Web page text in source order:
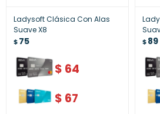
Ladysoft Clásica Con Alas
Suave X8
$75
$ 64
$ 67
$89